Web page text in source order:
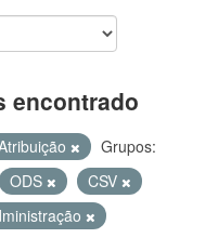
encontrado
Grupos:
ODS
CSV